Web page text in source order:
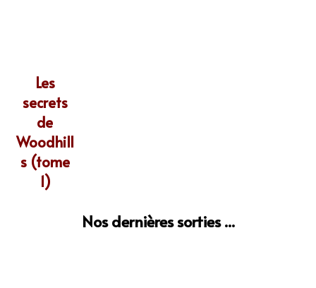
Les
secrets
de
Woodhill
s (tome
1)
Nos dernières sorties ...